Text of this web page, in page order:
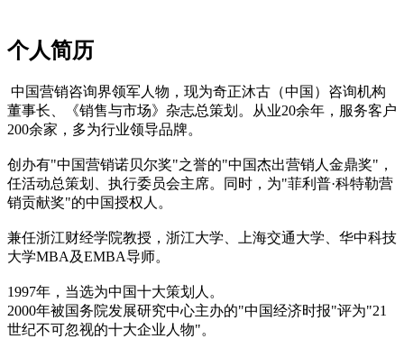
个人简历
中国营销咨询界领军人物，现为奇正沐古（中国）咨询机构
董事长、《销售与市场》杂志总策划。从业20余年，服务客户
200余家，多为行业领导品牌。
创办有"中国营销诺贝尔奖"之誉的"中国杰出营销人金鼎奖"，
任活动总策划、执行委员会主席。同时，为"菲利普·科特勒营
销贡献奖"的中国授权人。
兼任浙江财经学院教授，浙江大学、上海交通大学、华中科技
大学MBA及EMBA导师。
1997年，当选为中国十大策划人。
2000年被国务院发展研究中心主办的"中国经济时报"评为"21
世纪不可忽视的十大企业人物"。